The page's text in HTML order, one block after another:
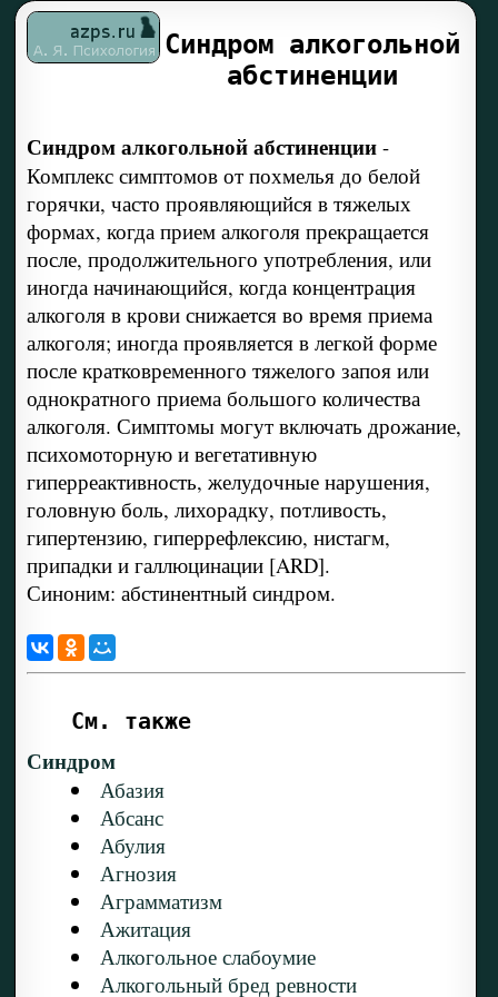
Синдром алкогольной
абстиненции
Синдром алкогольной абстиненции-
Комплекс симптомов от похмелья до белой
горячки, часто проявляющийся в тяжелых
формах, когда прием алкоголя прекращается
после, продолжительного употребления, или
иногда начинающийся, когда концентрация
алкоголя в крови снижается во время приема
алкоголя; иногда проявляется в легкой форме
после кратковременного тяжелого запоя или
однократного приема большого количества
алкоголя. Симптомы могут включать дрожание,
психомоторную и вегетативную
гиперреактивность, желудочные нарушения,
головную боль, лихорадку, потливость,
гипертензию, гиперрефлексию, нистагм,
припадки и галлюцинации [ARD].
Синоним: абстинентный синдром.
См. также
Синдром
Абазия
Абсанс
Абулия
Агнозия
Аграмматизм
Ажитация
Алкогольное слабоумие
Алкогольный бред ревности